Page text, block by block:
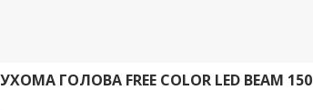
ГОЛОВА FREE COLOR LED BEAM 150